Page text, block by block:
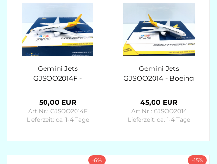
Gemini Jets
GJSOO2014F -
tail" - N775SA - 1/400
- FLAPS DOWN
50,00 EUR
Art.Nr.: GJSOO2014F
Lieferzeit: ca. 1-4 Tage
Gemini Jets
GJSOO2014 - Boeing
tail" N775SA - 1/400
45,00 EUR
Art.Nr.: GJSOO2014
Lieferzeit: ca. 1-4 Tage
-6% -15%